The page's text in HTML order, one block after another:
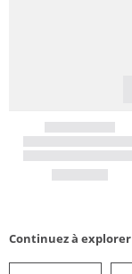
Continuez à explorer